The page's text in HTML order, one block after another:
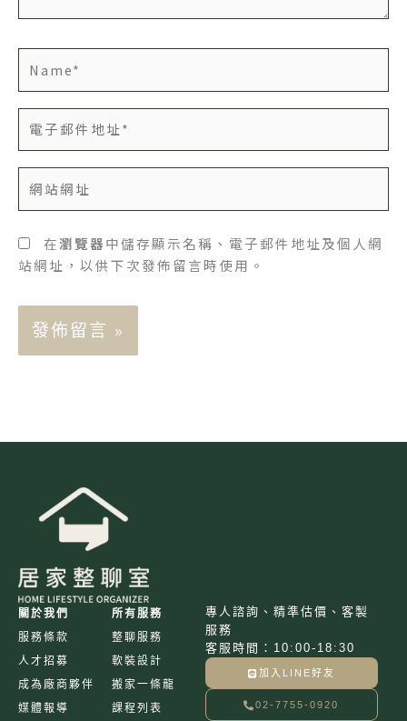
子
件
*
站
址
在瀏覽器中儲存顯示名稱、電子郵件地址及個人網
站網址，以供下次發佈留言時使用。
關於我們
服務條款
人才招募
成為廠商夥伴
媒體報導
所有服務
整聊服務
軟裝設計
搬家一條龍
課程列表
專人諮詢、精準估價、客製
服務
客服時間：10:00-18:30
加入LINE好友
02-7755-0920